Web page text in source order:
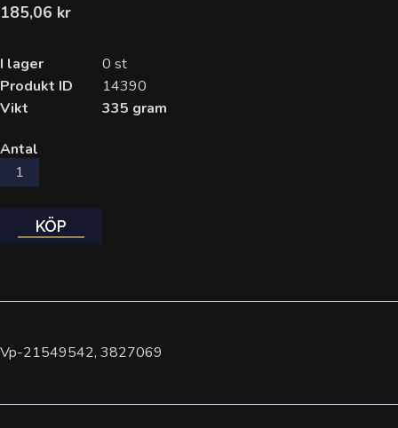
185,06 kr
I lager
0 st
Produkt ID
14390
Vikt
335 gram
Antal
KÖP
Vp-21549542, 3827069